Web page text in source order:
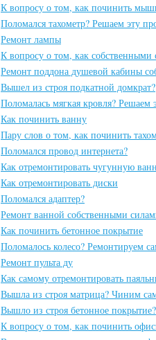
К вопросу о том, как починить
Поломался тахометр? Решаем эту
Ремонт лампы
К вопросу о том, как собственными
Ремонт поддона душевой кабины
Вышел из строя подкатной домкрат?
Поломалась мягкая кровля? Решаем
Как починить ванну
Пару слов о том, как починить
Поломался провод интернета?
Как отремонтировать чугунную
Как отремонтировать диски
Поломался адаптер?
Ремонт ванной собственными
Как починить бетонное покрытие
Поломалось колесо? Ремонтируем
Ремонт пульта ду
Как самому отремонтировать
Вышла из строя матрица? Чиним
Вышло из строя бетонное покрытие?
К вопросу о том, как починить